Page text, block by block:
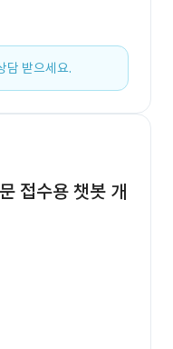
담 받으세요.
접수용 챗봇 개